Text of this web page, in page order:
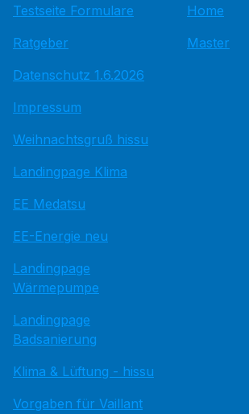
Testseite Formulare
Ratgeber
Datenschutz 1.6.2026
Impressum
Weihnachtsgruß hissu
Landingpage Klima
EE Medatsu
EE-Energie neu
Landingpage
Wärmepumpe
Landingpage
Badsanierung
Klima & Lüftung - hissu
Vorgaben für Vaillant
Home
Master